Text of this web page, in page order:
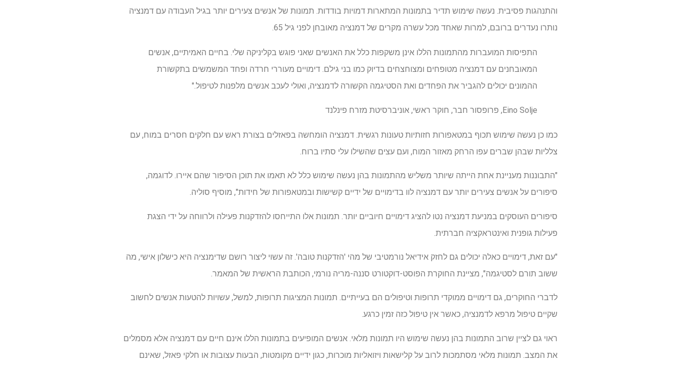
והתנהגות פסיבית. נעשה שימוש תדיר בתמונות המתארות דמויות בודדות. תמונות של אנשים צעירים יותר בגיל העבודה עם דמנציה
נותרו נעדרים ברובם, למרות שאחד מכל עשרה מקרים של דמנציה מאובחן לפני גיל 65.
התפיסות המועברות מהתמונות הללו אינן משקפות כלל את האנשים שאני פוגש בקליניקה שלי. בחיים האמיתיים, אנשים
המאובחנים עם דמנציה מטופחים ומצוחצחים בדיוק כמו בני גילם. דימויים מעוררי חרדה ופחד המשמשים בתקשורת
ההמונים יכולים להגביר את הפחדים ואת הסטיגמה הקשורה לדמנציה, ואולי לעכב אנשים מלפנות לטיפול."
Eino Solje, פרופסור חבר, חוקר ראשי, אוניברסיטת מזרח פינלנד
כמו כן נעשה שימוש תכוף במטאפורות חזותיות טעונות רגשית. דמנציה הומחשה בפאזלים בצורת ראש עם חלקים חסרים במוח, עם
צלליות שבהן שברים עפו הרחק מאזור המוח, ועם עצים שהשילו עלי סתיו ברוח.
"התבוננות מעניינת אחת הייתה שיותר משליש מהתמונות בהן נעשה שימוש כלל לא תאמו את תוכן הסיפור שהם איירו. לדוגמה,
סיפורים על אנשים צעירים יותר עם דמנציה לוו בדימויים של ידיים קשישות ובמטאפורות של חידות", מוסיף סוליה.
סיפורים העוסקים במניעת דמנציה נטו להציג דימויים חיוביים יותר. תמונות אלו התייחסו להזדקנות פעילה ולרווחה על ידי הצגת
פעילות גופנית ואינטראקציה חברתית.
"עם זאת, דימויים כאלה יכולים גם לחזק אידיאל נורמטיבי של מהי 'הזדקנות טובה'. זה עשוי ליצור רושם שדימנציה היא כישלון אישי, מה
ששוב תורם לסטיגמה", מציינת החוקרת הפוסט-דוקטורט סננה-מריה נורמי, הכותבת הראשית של המאמר.
לדברי החוקרים, גם דימויים ממוקדי תרופות וטיפולים הם בעייתיים. תמונות המציגות תרופות, למשל, עשויות להטעות אנשים לחשוב
שקיים טיפול מרפא לדמנציה, כאשר אין טיפול כזה זמין כרגע.
ראוי גם לציין שרוב התמונות בהן נעשה שימוש היו תמונות מלאי. אנשים המופיעים בתמונות הללו אינם חיים עם דמנציה אלא מסמלים
את המצב. תמונות מלאי מסתמכות לרוב על קלישאות ויזואליות מוכרות, כגון ידיים מקומטות, הבעות עצובות או חלקי פאזל, שאינם